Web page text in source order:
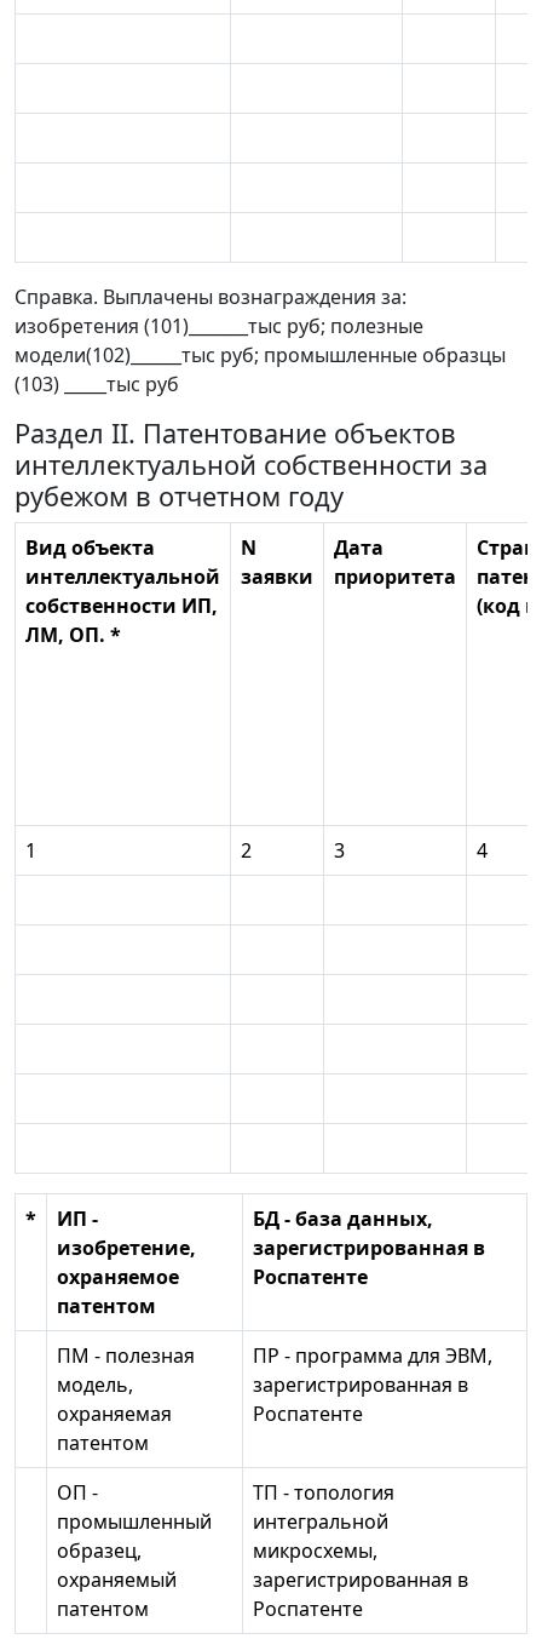
Справка. Выплачены вознаграждения за:
изобретения (101)_______тыс руб; полезные
модели(102)______тыс руб; промышленные образцы
(103) _____тыс руб
Раздел II. Патентование объектов
интеллектуальной собственности за
рубежом в отчетном году
Вид объекта
интеллектуальной
собственности ИП,
ЛМ, ОП. *
N
заявки
Дата
приоритета
(код
1 2 3 4
*
ИП -
изобретение,
охраняемое
патентом
БД - база данных,
зарегистрированная в
Роспатенте
ПМ - полезная
модель,
охраняемая
патентом
ПР - программа для ЭВМ,
зарегистрированная в
Роспатенте
ОП -
промышленный
образец,
охраняемый
патентом
ТП - топология
интегральной
микросхемы,
зарегистрированная в
Роспатенте